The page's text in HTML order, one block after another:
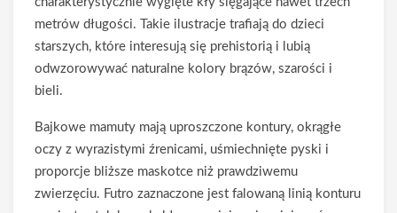
metrów długości. Takie ilustracje trafiają do dzieci
starszych, które interesują się prehistorią i lubią
odwzorowywać naturalne kolory brązów, szarości i
bieli.
Bajkowe mamuty mają uproszczone kontury, okrągłe
oczy z wyrazistymi źrenicami, uśmiechnięte pyski i
proporcje bliższe maskotce niż prawdziwemu
zwierzęciu. Futro zaznaczone jest falowaną linią konturu